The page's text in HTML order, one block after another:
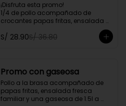
¡Disfruta esta promo!
1/4 de pollo acompañado de
crocantes papas fritas, ensalada
personal y gratis una gaseosa de
500ml.
S/ 28.90S/ 36.80
Promo con gaseosa
Pollo a la brasa acompañado de
papas fritas, ensalada fresca
familiar y una gaseosa de 1.5l a